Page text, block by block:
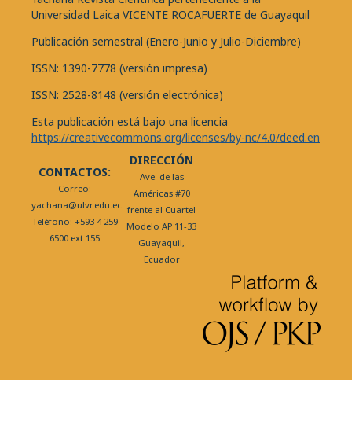
Universidad Laica VICENTE ROCAFUERTE de Guayaquil
Publicación semestral (Enero-Junio y Julio-Diciembre)
ISSN: 1390-7778 (versión impresa)
ISSN: 2528-8148 (versión electrónica)
Esta publicación está bajo una licencia
https://creativecommons.org/licenses/by-nc/4.0/deed.en
CONTACTOS:
Correo:
yachana@ulvr.edu.ec
Teléfono: +593 4 259
6500 ext 155
DIRECCIÓN
Ave. de las
Américas #70
frente al Cuartel
Modelo AP 11-33
Guayaquil,
Ecuador